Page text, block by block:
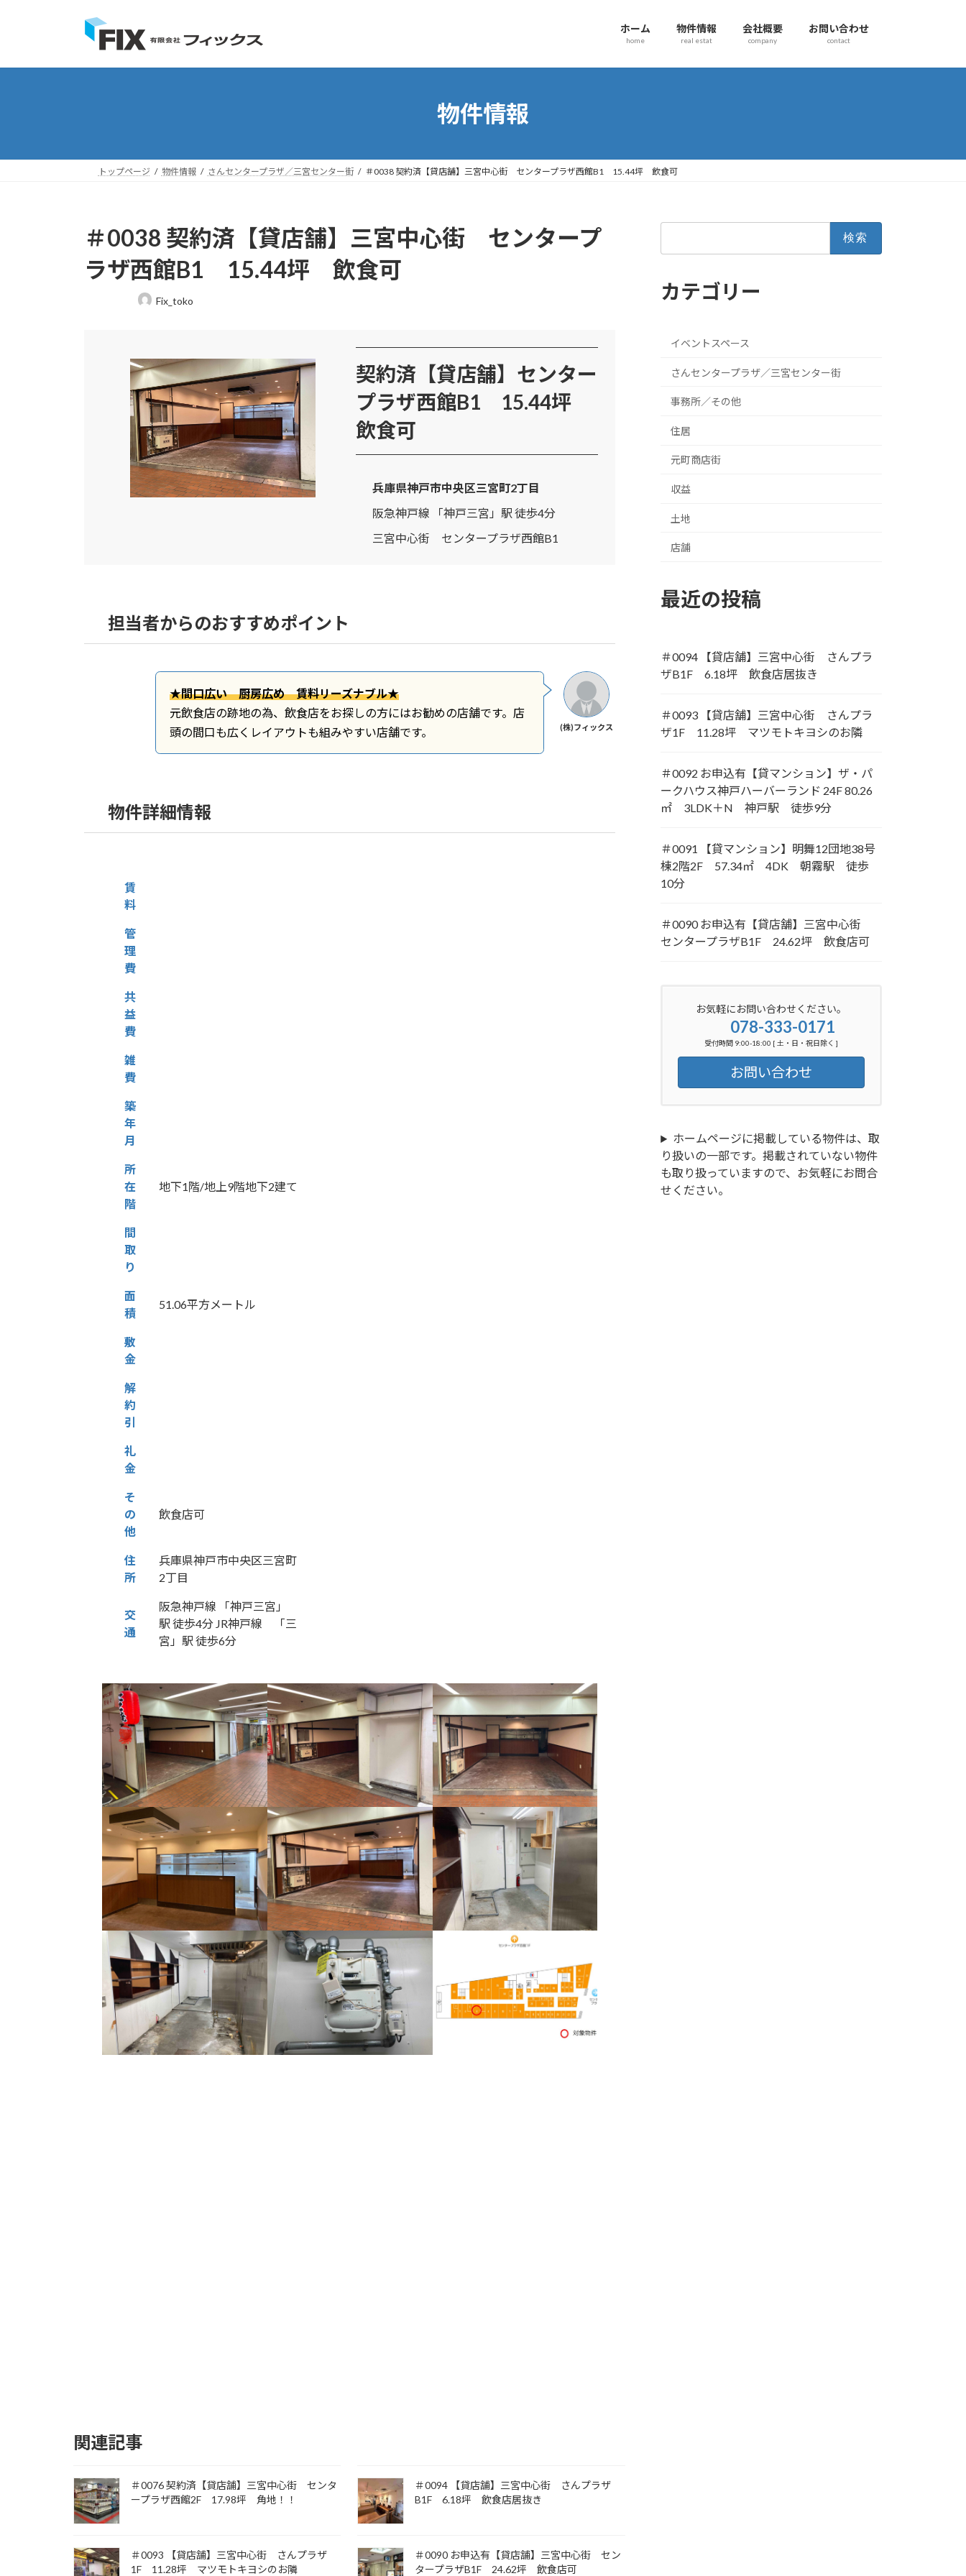
プ
動
ホーム
home
物件情報
real estat
会社概要
company
お問い合わせ
contact
物件情報
トップページ 物件情報 さんセンタープラザ／三宮センター街 ＃0038 契約済【貸店舗】三宮中心街 センタープラザ西館B1 15.44坪 飲食可
＃0038 契約済【貸店舗】三宮中心街 センタープ
ラザ西館B1 15.44坪 飲食可
最
時
:
Fix_toko
契約済【貸店舗】センター
プラザ西館B1 15.44坪
飲食可
兵庫県神戸市中央区三宮町2丁目
阪急神戸線 「神戸三宮」駅 徒歩4分
三宮中心街 センタープラザ西館B1
担当者からのおすすめポイント
(株)フィックス
★間口広い 厨房広め 賃料リーズナブル★
元飲食店の跡地の為、飲食店をお探しの方にはお勧めの店舗です。店
頭の間口も広くレイアウトも組みやすい店舗です。
物件詳細情報
賃
料
管
理
費
共
益
費
雑
費
築
年
月
所
在
階
地下1階/地上9階地下2建て
間
取
り
面
積
51.06平方メートル
敷
金
解
約
引
礼
金
そ
の
他
飲食店可
住
所
兵庫県神戸市中央区三宮町
2丁目
交
通
阪急神戸線 「神戸三宮」
駅 徒歩4分 JR神戸線 「三
宮」駅 徒歩6分
関連記事
＃0076 契約済【貸店舗】三宮中心街 センタ
ープラザ西館2F 17.98坪 角地！！
＃0094 【貸店舗】三宮中心街 さんプラザ
B1F 6.18坪 飲食店居抜き
＃0093 【貸店舗】三宮中心街 さんプラザ
1F 11.28坪 マツモトキヨシのお隣
＃0090 お申込有【貸店舗】三宮中心街 セン
タープラザB1F 24.62坪 飲食店可
カテゴリー
イベントスペース
さんセンタープラザ／三宮センター街
事務所／その他
住居
元町商店街
収益
土地
店舗
最近の投稿
＃0094 【貸店舗】三宮中心街 さんプラ
ザB1F 6.18坪 飲食店居抜き
＃0093 【貸店舗】三宮中心街 さんプラ
ザ1F 11.28坪 マツモトキヨシのお隣
＃0092 お申込有【貸マンション】ザ・パ
ークハウス神戸ハーバーランド 24F 80.26
㎡ 3LDK＋N 神戸駅 徒歩9分
＃0091 【貸マンション】明舞12団地38号
棟2階2F 57.34㎡ 4DK 朝霧駅 徒歩
10分
＃0090 お申込有【貸店舗】三宮中心街
センタープラザB1F 24.62坪 飲食店可
お気軽にお問い合わせください。
078-333-0171
受付時間 9:00-18:00 [ 土・日・祝日除く ]
お問い合わせ
ホームページに掲載している物件は、取
り扱いの一部です。掲載されていない物件
も取り扱っていますので、お気軽にお問合
せください。